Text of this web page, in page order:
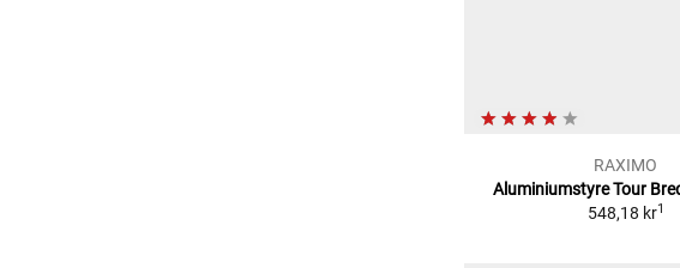
RAXIMO
Aluminiumstyre Tour
548,18 kr1